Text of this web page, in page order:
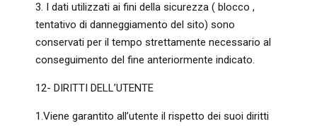
3. I dati utilizzati ai fini della sicurezza ( blocco ,
tentativo di danneggiamento del sito) sono
conservati per il tempo strettamente necessario al
conseguimento del fine anteriormente indicato.
12- DIRITTI DELL’UTENTE
1.Viene garantito all’utente il rispetto dei suoi diritti